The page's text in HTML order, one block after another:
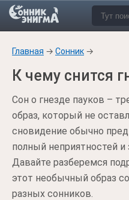
Главная → Сонник →
К чему снится
Сон о гнезде пауков –
образ, который не
сновидение обычно
полный неприятностей и
Давайте разберемся
этот необычный образ
разных сонников.